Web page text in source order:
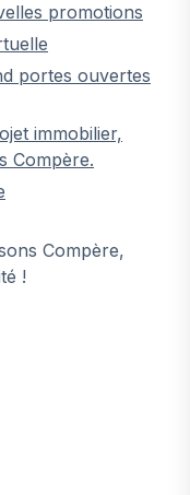
promotions
portes ouvertes
immobilier,
Compère.
Compère,
!